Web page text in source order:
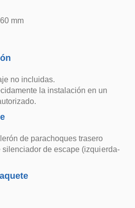
mm
no incluidas.
la instalación en un
de parachoques trasero
silenciador de escape (izquierda-